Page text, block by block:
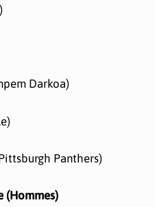
Darkoa)
Panthers)
(Hommes)